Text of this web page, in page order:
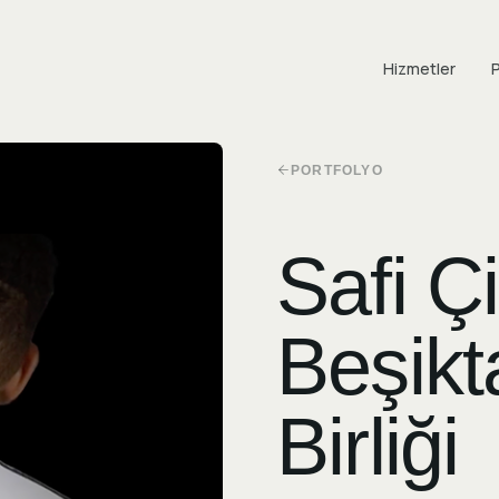
Hizmetler
PORTFOLYO
Safi
Birliği